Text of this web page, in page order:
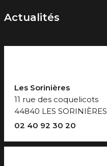
Actualités
Les Sorinières
11 rue des coquelicots
44840 LES SORINIÈRES
02 40 92 30 20